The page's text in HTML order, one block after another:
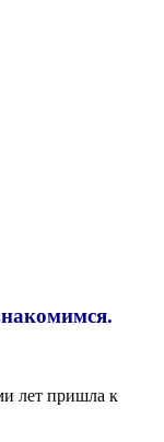
лет пришла к